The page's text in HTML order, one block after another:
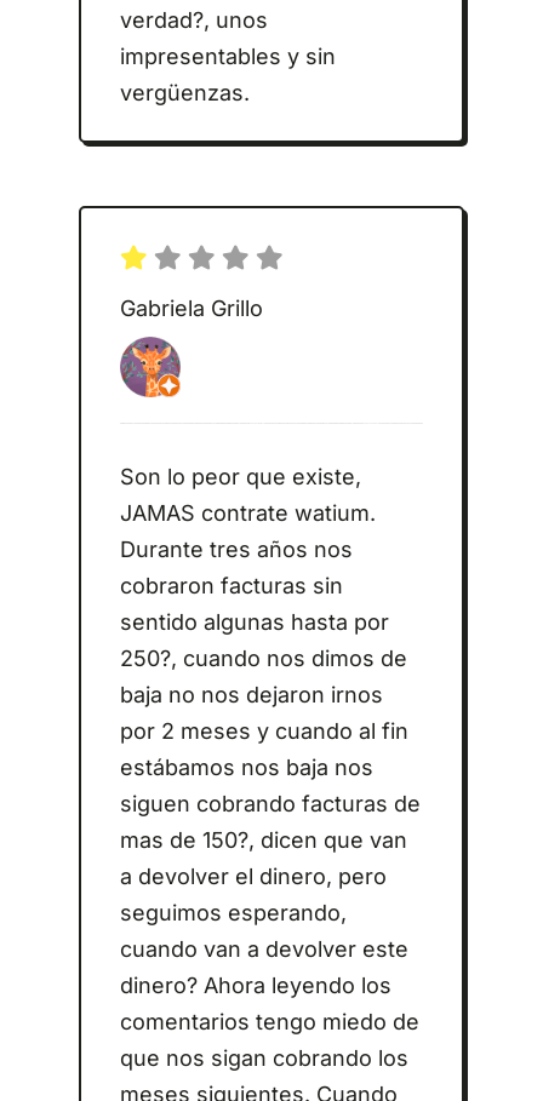
verdad?, unos
impresentables y sin
vergüenzas.
Gabriela Grillo
Son lo peor que existe,
JAMAS contrate watium.
Durante tres años nos
cobraron facturas sin
sentido algunas hasta por
250?, cuando nos dimos de
baja no nos dejaron irnos
por 2 meses y cuando al fin
estábamos nos baja nos
siguen cobrando facturas de
mas de 150?, dicen que van
a devolver el dinero, pero
seguimos esperando,
cuando van a devolver este
dinero? Ahora leyendo los
comentarios tengo miedo de
que nos sigan cobrando los
meses siguientes. Cuando